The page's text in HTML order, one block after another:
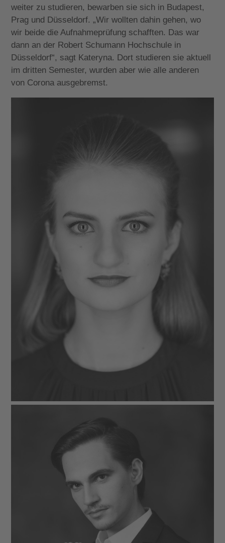
weiter zu studieren, bewarben sie sich in Budapest,
Prag und Düsseldorf. „Wir wollten dahin gehen, wo
wir beide die Aufnahmeprüfung schafften. Das war
dann an der Robert Schumann Hochschule in
Düsseldorf“, sagt Kateryna. Dort studieren sie aktuell
im dritten Semester, wurden aber wie alle anderen
von Corona ausgebremst.